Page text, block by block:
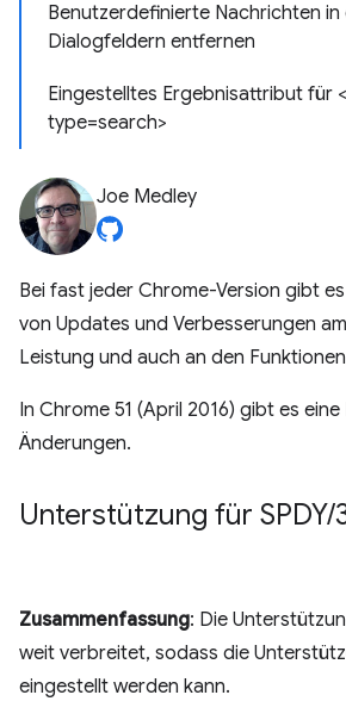
Benutzerdefinierte Nachrichten
Dialogfeldern entfernen
Eingestelltes Ergebnisattribut für
type=search>
Joe Medley
Bei fast jeder Chrome-Version gibt
von Updates und Verbesserungen
Leistung und auch an den
In Chrome 51 (April 2016) gibt es eine
Änderungen.
Unterstützung für SPDY/
Zusammenfassung: Die
weit verbreitet, sodass die
eingestellt werden kann.